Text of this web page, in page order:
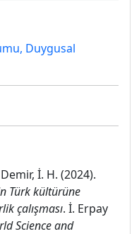
Duygusal
İ. H. (2024).
Türk kültürüne
çalışması. İ. Erpay
Science and